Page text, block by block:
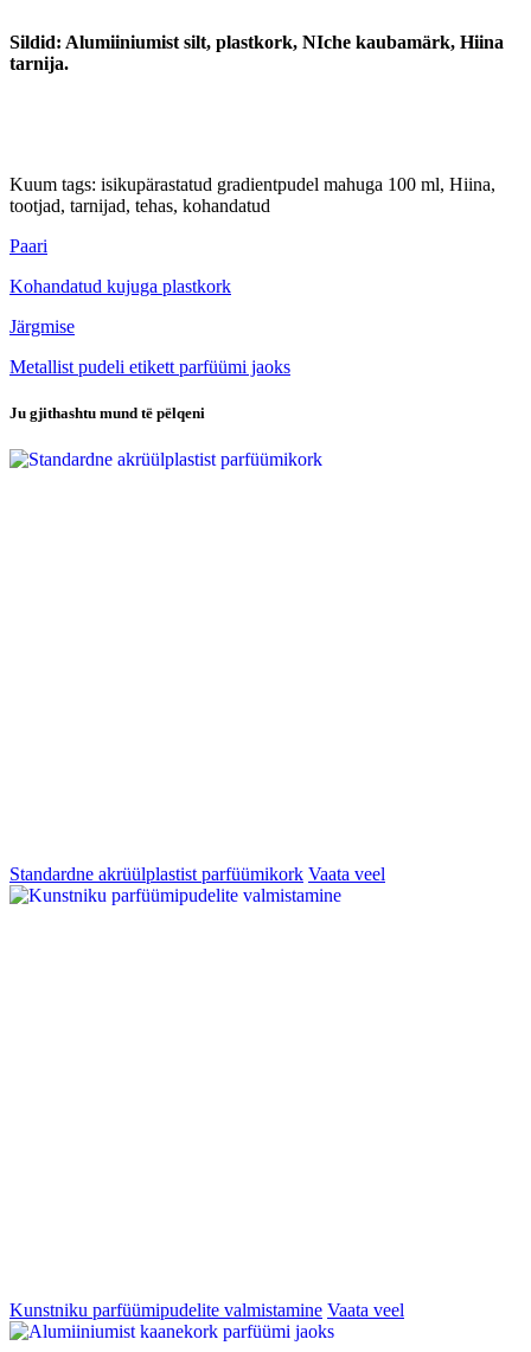
Sildid: Alumiiniumist silt, plastkork, NIche kaubamärk, Hiina
tarnija.
Kuum tags: isikupärastatud gradientpudel mahuga 100 ml, Hiina,
tootjad, tarnijad, tehas, kohandatud
Paari
Kohandatud kujuga plastkork
Järgmise
Metallist pudeli etikett parfüümi jaoks
Ju gjithashtu mund të pëlqeni
Standardne akrüülplastist parfüümikork Vaata veel
Kunstniku parfüümipudelite valmistamine Vaata veel